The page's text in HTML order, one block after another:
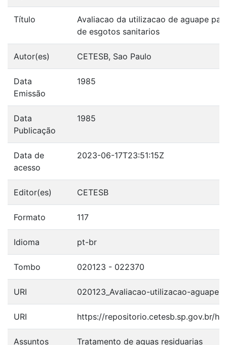
Título
Avaliacao da utilizacao de aguape
de esgotos sanitarios
Autor(es) CETESB, Sao Paulo
Data
Emissão
1985
Data
Publicação
1985
Data de
acesso
2023-06-17T23:51:15Z
Editor(es) CETESB
Formato 117
Idioma pt-br
Tombo 020123 - 022370
URI 020123_Avaliacao-utilizacao-aguape-
URI https://repositorio.cetesb.sp.gov.br/
Assuntos Tratamento de aguas residuarias